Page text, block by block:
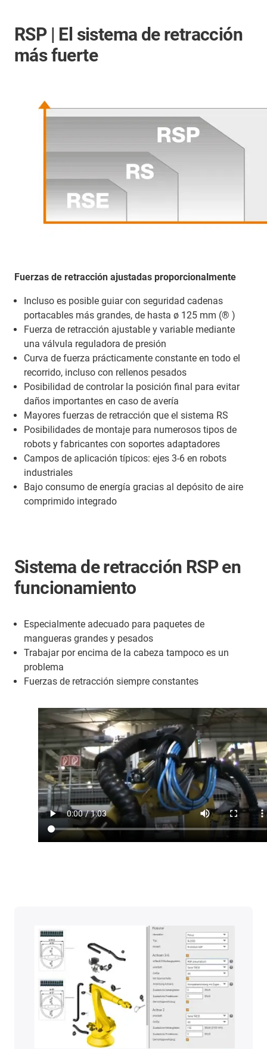
RSP | El sistema de retracción
más fuerte
Fuerzas de retracción ajustadas proporcionalmente
Incluso es posible guiar con seguridad cadenas
portacables más grandes, de hasta ø 125 mm (® )
Fuerza de retracción ajustable y variable mediante
una válvula reguladora de presión
Curva de fuerza prácticamente constante en todo el
recorrido, incluso con rellenos pesados
Posibilidad de controlar la posición final para evitar
daños importantes en caso de avería
Mayores fuerzas de retracción que el sistema RS
Posibilidades de montaje para numerosos tipos de
robots y fabricantes con soportes adaptadores
Campos de aplicación típicos: ejes 3-6 en robots
industriales
Bajo consumo de energía gracias al depósito de aire
comprimido integrado
Sistema de retracción RSP en
funcionamiento
Especialmente adecuado para paquetes de
mangueras grandes y pesados
Trabajar por encima de la cabeza tampoco es un
problema
Fuerzas de retracción siempre constantes